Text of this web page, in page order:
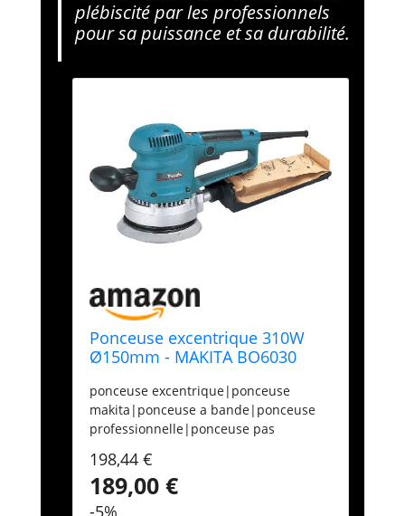
plébiscité par les professionnels
pour sa puissance et sa durabilité.
Ponceuse excentrique 310W
Ø150mm - MAKITA BO6030
ponceuse excentrique|ponceuse
makita|ponceuse a bande|ponceuse
professionnelle|ponceuse pas
filaire|ponceuse orbitale|ponceuse
robuste|ponceuse bois|achat
ponceuse|ponceuse
198,44 €
189,00 €
-5%